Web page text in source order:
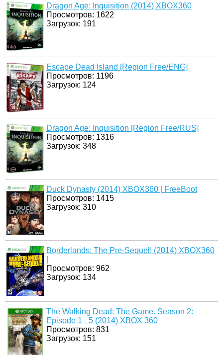
Dragon Age: Inquisition (2014) XBOX360
Просмотров: 1622
Загрузок: 191
Escape Dead Island [Region Free/ENG]
Просмотров: 1196
Загрузок: 124
Dragon Age: Inquisition [Region Free/RUS]
Просмотров: 1316
Загрузок: 348
Duck Dynasty (2014) XBOX360 | FreeBoot
Просмотров: 1415
Загрузок: 310
Borderlands: The Pre-Sequel! (2014) XBOX360
Просмотров: 962
Загрузок: 134
The Walking Dead: The Game. Season 2:
Episode 1 - 5 (2014) XBOX 360
Просмотров: 831
Загрузок: 151